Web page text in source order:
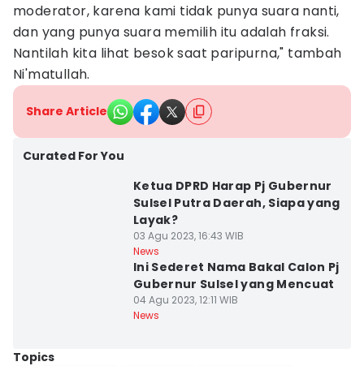
moderator, karena kami tidak punya suara nanti,
dan yang punya suara memilih itu adalah fraksi.
Nantilah kita lihat besok saat paripurna," tambah
Ni'matullah.
Share Article
Curated For You
Ketua DPRD Harap Pj Gubernur
Sulsel Putra Daerah, Siapa yang
Layak?
03 Agu 2023, 16:43 WIB
News
Ini Sederet Nama Bakal Calon Pj
Gubernur Sulsel yang Mencuat
04 Agu 2023, 12:11 WIB
News
Topics